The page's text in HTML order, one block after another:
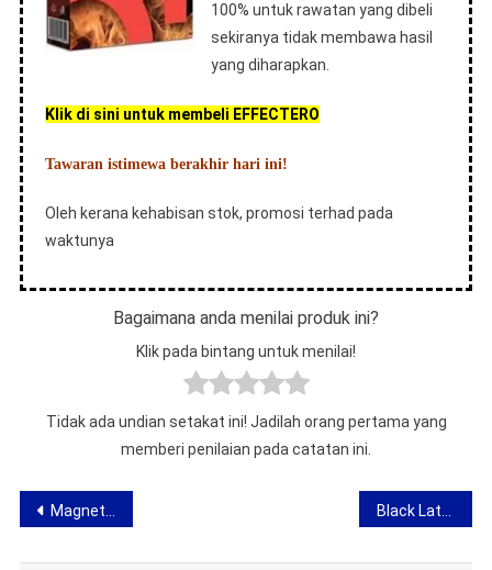
100% untuk rawatan yang dibeli
sekiranya tidak membawa hasil
yang diharapkan.
Klik di sini untuk membeli EFFECTERO
Tawaran istimewa berakhir hari ini!
Oleh kerana kehabisan stok, promosi terhad pada
waktunya
Bagaimana anda menilai produk ini?
Klik pada bintang untuk menilai!
Tidak ada undian setakat ini! Jadilah orang pertama yang
memberi penilaian pada catatan ini.
Navigasi
kiriman
Magneto 500 Plus – pendapat tentang memasukkan bioenergy